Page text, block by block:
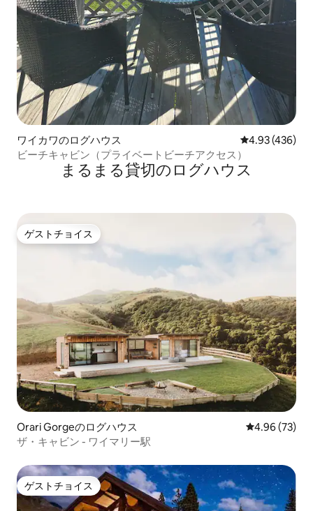
ワイカワのログハウス レビュー436
4.93 (436)
ビーチキャビン（プライベートビーチアクセス）
まるまる貸切のログハウス
ゲストチョイス
ゲストチョイス
Orari Gorgeのログハウス レビュー73
4.96 (73)
ザ・キャビン - ワイマリー駅
ゲストチョイス
ゲストチョイス